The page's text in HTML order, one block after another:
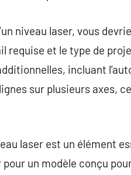
niveau laser, vous
requise et le type de
incluant
sur plusieurs axes,
laser est un élément
un modèle conçu